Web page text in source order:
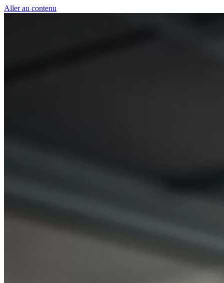
Aller au contenu
Panneau de gestion des cookies